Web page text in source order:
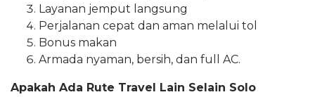
Layanan jemput langsung
Perjalanan cepat dan aman melalui tol
Bonus makan
Armada nyaman, bersih, dan full AC.
Apakah Ada Rute Travel Lain Selain Solo